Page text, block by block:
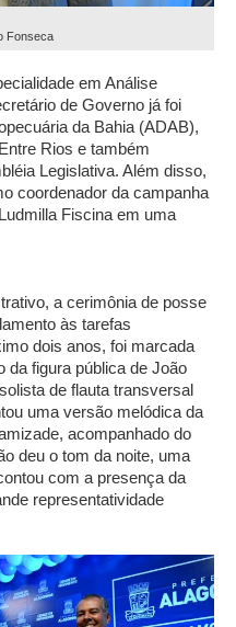
Fonseca
em Análise
de Governo já foi
da Bahia (ADAB),
Rios e também
Legislativa. Além disso,
coordenador da campanha
Fiscina em uma
a cerimônia de posse
às tarefas
dois anos, foi marcada
da figura pública de João
de flauta transversal
uma versão melódica da
acompanhado do
deu o tom da noite, uma
com a presença da
representatividade